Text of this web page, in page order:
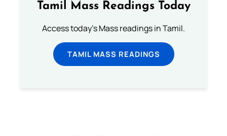
Tamil Mass Readings Today
Access today's Mass readings in Tamil.
TAMIL MASS READINGS